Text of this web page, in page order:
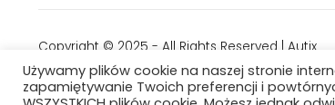
Copyright © 2025 - All Rights Reserved | Autix
Używamy plików cookie na naszej stronie
zapamiętywanie Twoich preferencji i